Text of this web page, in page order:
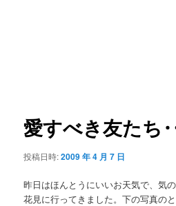
愛すべき友たち
投稿日時:2009 年 4 月 7 日
昨日はほんとうにいいお天気で、気
花見に行ってきました。下の写真の